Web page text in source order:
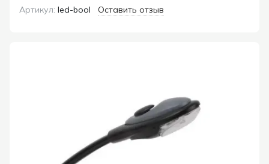
Артикул: led-bool Оставить отзыв